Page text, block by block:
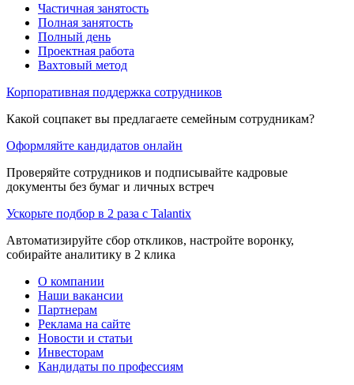
Частичная занятость
Полная занятость
Полный день
Проектная работа
Вахтовый метод
Корпоративная поддержка сотрудников
Какой соцпакет вы предлагаете семейным сотрудникам?
Оформляйте кандидатов онлайн
Проверяйте сотрудников и подписывайте кадровые
документы без бумаг и личных встреч
Ускорьте подбор в 2 раза с Talantix
Автоматизируйте сбор откликов, настройте воронку,
собирайте аналитику в 2 клика
О компании
Наши вакансии
Партнерам
Реклама на сайте
Новости и статьи
Инвесторам
Кандидаты по профессиям